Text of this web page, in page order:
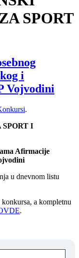
SPORT
i
Vojvodini
.
I
Afirmacije
u dnevnom listu
a kompletnu
.